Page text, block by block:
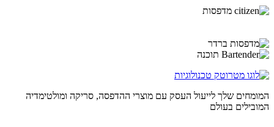
המומחים שלך לייעול העסק עם מוצרי ההדפסה, סריקה ומולטימדיה
המובילים בעולם